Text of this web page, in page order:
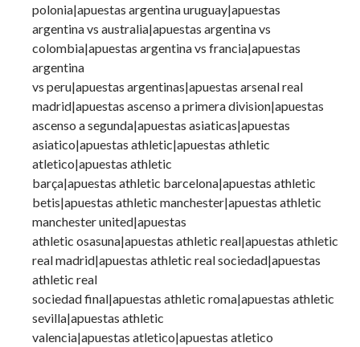
polonia|apuestas argentina uruguay|apuestas
argentina vs australia|apuestas argentina vs
colombia|apuestas argentina vs francia|apuestas
argentina
vs peru|apuestas argentinas|apuestas arsenal real
madrid|apuestas ascenso a primera division|apuestas
ascenso a segunda|apuestas asiaticas|apuestas
asiatico|apuestas athletic|apuestas athletic
atletico|apuestas athletic
barça|apuestas athletic barcelona|apuestas athletic
betis|apuestas athletic manchester|apuestas athletic
manchester united|apuestas
athletic osasuna|apuestas athletic real|apuestas athletic
real madrid|apuestas athletic real sociedad|apuestas
athletic real
sociedad final|apuestas athletic roma|apuestas athletic
sevilla|apuestas athletic
valencia|apuestas atletico|apuestas atletico